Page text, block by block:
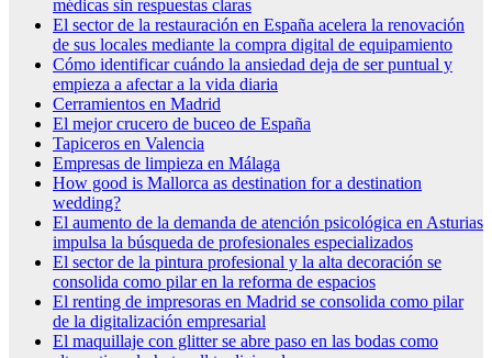
médicas sin respuestas claras
El sector de la restauración en España acelera la renovación
de sus locales mediante la compra digital de equipamiento
Cómo identificar cuándo la ansiedad deja de ser puntual y
empieza a afectar a la vida diaria
Cerramientos en Madrid
El mejor crucero de buceo de España
Tapiceros en Valencia
Empresas de limpieza en Málaga
How good is Mallorca as destination for a destination
wedding?
El aumento de la demanda de atención psicológica en Asturias
impulsa la búsqueda de profesionales especializados
El sector de la pintura profesional y la alta decoración se
consolida como pilar en la reforma de espacios
El renting de impresoras en Madrid se consolida como pilar
de la digitalización empresarial
El maquillaje con glitter se abre paso en las bodas como